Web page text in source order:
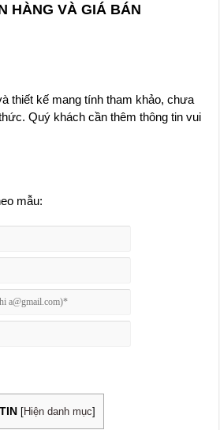
HÀNG VÀ GIÁ BÁN
thiết kế mang tính tham khảo, chưa
Quý khách cần thêm thông tin vui
mẫu:
[Hiện danh mục]